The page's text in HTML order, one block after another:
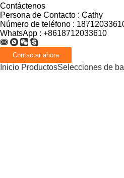
Contáctenos
Persona de Contacto : Cathy
Número de teléfono :
WhatsApp : +8618712033610
Inicio ProductosSelecciones de